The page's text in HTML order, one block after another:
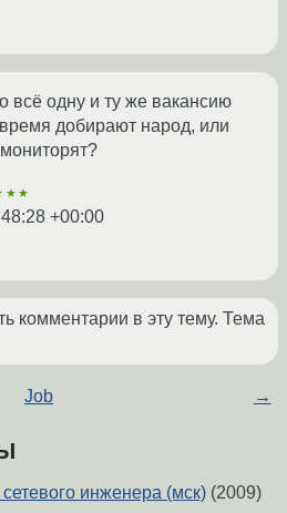
всё одну и ту же вакансию
добирают народ, или
+00:00
комментарии в эту тему. Тема
Job →
инженера (мск) (2009)